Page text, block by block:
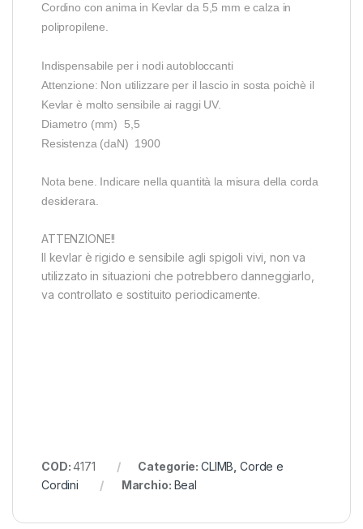
Cordino con anima in Kevlar da 5,5 mm e calza in
polipropilene.
Indispensabile per i nodi autobloccanti
Attenzione: Non utilizzare per il lascio in sosta poichè il
Kevlar è molto sensibile ai raggi UV.
Diametro (mm) 5,5
Resistenza (daN) 1900
Nota bene. Indicare nella quantità la misura della corda
desiderara.
ATTENZIONE!!
Il kevlar è rigido e sensibile agli spigoli vivi, non va
utilizzato in situazioni che potrebbero danneggiarlo,
va controllato e sostituito periodicamente.
COD:4171 Categorie: CLIMB Corde e
Cordini
Marchio: Beal